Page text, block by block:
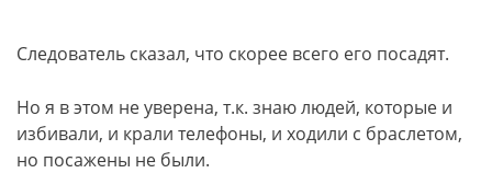
Следователь сказал, что скорее всего его посадят.
Но я в этом не уверена, т.к. знаю людей, которые и
избивали, и крали телефоны, и ходили с браслетом,
но посажены не были.